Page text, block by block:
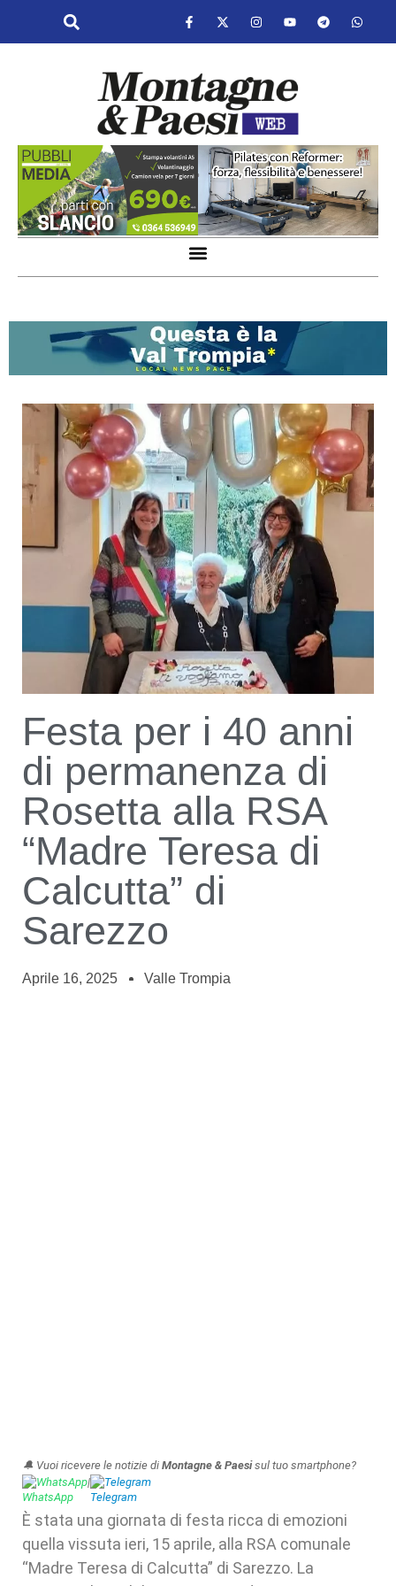
Festa per i 40 anni
di permanenza di
Rosetta alla RSA
“Madre Teresa di
Calcutta” di
Sarezzo
Aprile 16, 2025 Valle Trompia
🔔 Vuoi ricevere le notizie di Montagne & Paesisul tuo smartphone?
WhatsApp| Telegram
È stata una giornata di festa ricca di emozioni
quella vissuta ieri, 15 aprile, alla RSA comunale
“Madre Teresa di Calcutta” di Sarezzo. La